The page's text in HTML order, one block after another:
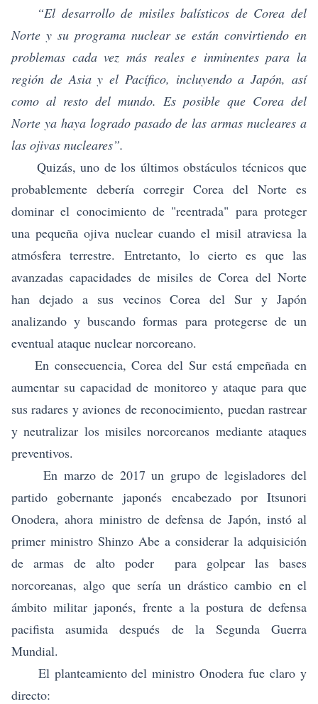
“El desarrollo de misiles balísticos de Corea del
Norte y su programa nuclear se están convirtiendo en
problemas cada vez más reales e inminentes para la
región de Asia y el Pacífico, incluyendo a Japón, así
como al resto del mundo. Es posible que Corea del
Norte ya haya logrado pasado de las armas nucleares a
las ojivas nucleares”.
Quizás, uno de los últimos obstáculos técnicos que
probablemente debería corregir Corea del Norte es
dominar el conocimiento de "reentrada" para proteger
una pequeña ojiva nuclear cuando el misil atraviesa la
atmósfera terrestre. Entretanto, lo cierto es que las
avanzadas capacidades de misiles de Corea del Norte
han dejado a sus vecinos Corea del Sur y Japón
analizando y buscando formas para protegerse de un
eventual ataque nuclear norcoreano.
En consecuencia, Corea del Sur está empeñada en
aumentar su capacidad de monitoreo y ataque para que
sus radares y aviones de reconocimiento, puedan rastrear
y neutralizar los misiles norcoreanos mediante ataques
preventivos.
En marzo de 2017 un grupo de legisladores del
partido gobernante japonés encabezado por Itsunori
Onodera, ahora ministro de defensa de Japón, instó al
primer ministro Shinzo Abe a considerar la adquisición
de armas de alto poder para golpear las bases
norcoreanas, algo que sería un drástico cambio en el
ámbito militar japonés, frente a la postura de defensa
pacifista asumida después de la Segunda Guerra
Mundial.
El planteamiento del ministro Onodera fue claro y
directo: